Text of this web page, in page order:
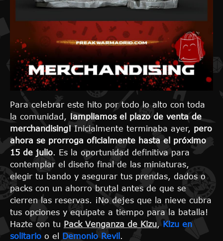
Para celebrar este hito por todo lo alto con toda
la comunidad, ¡ampliamos el plazo de venta de
merchandising!Inicialmente terminaba ayer, pero
ahora se prorroga oficialmente hasta el próximo
15 de julio. Es la oportunidad definitiva para
contemplar el diseño final de las miniaturas,
elegir tu bando y asegurar tus prendas, dados o
packs con un ahorro brutal antes de que se
cierren las reservas. ¡No dejes que la nieve cubra
tus opciones y equípate a tiempo para la batalla!
Hazte con tu Pack Venganza de Kizu, Kizu en
solitario o el Demonio Revil .